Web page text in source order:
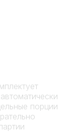
порции